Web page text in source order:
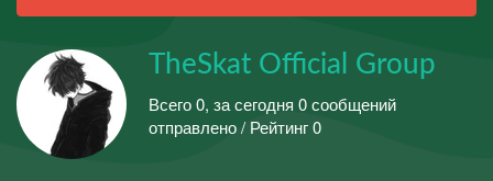
TheSkat Official Group
Всего 0, за сегодня 0 сообщений
отправлено / Рейтинг 0